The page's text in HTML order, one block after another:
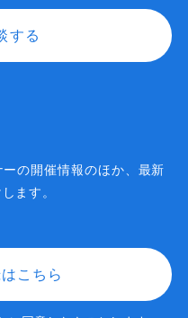
する
の開催情報のほか、 最新
ます。
こちら